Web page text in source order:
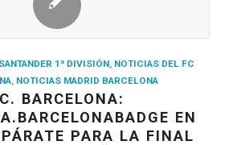
1ª DIVISIÓN, NOTICIAS DEL FC
, NOTICIAS MADRID BARCELONA
BARCELONA:
EN
PARA LA FINAL